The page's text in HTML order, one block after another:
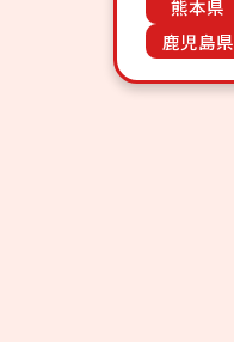
熊本県
鹿児島県